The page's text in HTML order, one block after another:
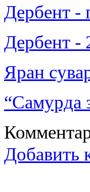
Дербент -
Дербент -
Яран
“Самурда
Добавить